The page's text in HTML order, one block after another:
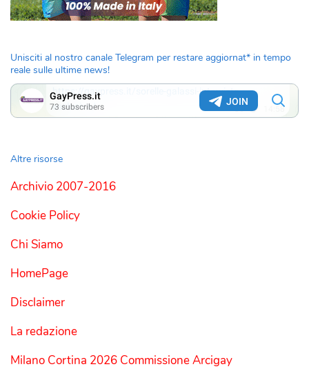
Unisciti al nostro canale Telegram per restare aggiornat* in tempo
reale sulle ultime news!
Altre risorse
Archivio 2007-2016
Cookie Policy
Chi Siamo
HomePage
Disclaimer
La redazione
Milano Cortina 2026 Commissione Arcigay